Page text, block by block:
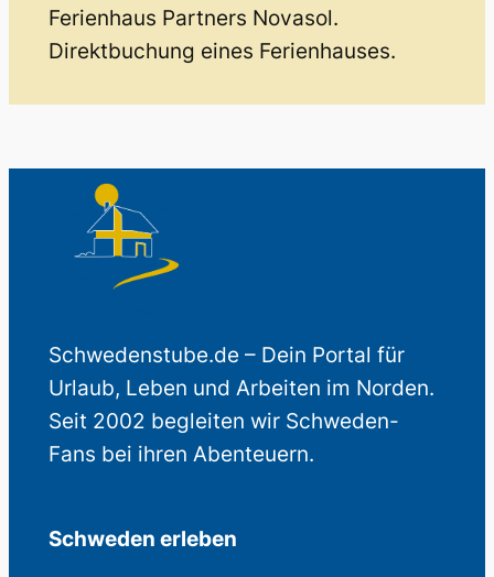
Ferienhaus Partners Novasol.
Direktbuchung eines Ferienhauses.
Schwedenstube.de – Dein Portal für
Urlaub, Leben und Arbeiten im Norden.
Seit 2002 begleiten wir Schweden-
Fans bei ihren Abenteuern.
Schweden erleben